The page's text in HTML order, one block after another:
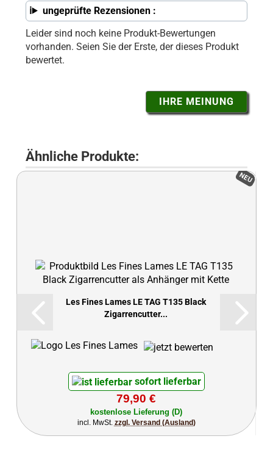
ungeprüfte Rezensionen :
Leider sind noch keine Produkt-Bewertungen
vorhanden. Seien Sie der Erste, der dieses Produkt
bewertet.
IHRE MEINUNG
Ähnliche Produkte:
NEU
Les Fines Lames LE TAG T135 Black
Zigarrencutter...
sofort lieferbar
79,90 €
kostenlose Lieferung (D)
incl. MwSt. zzgl. Versand (Ausland)